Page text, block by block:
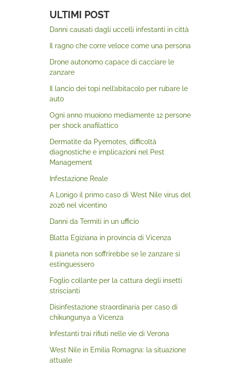
ULTIMI POST
Danni causati dagli uccelli infestanti in città
Il ragno che corre veloce come una persona
Drone autonomo capace di cacciare le
zanzare
Il lancio dei topi nell’abitacolo per rubare le
auto
Ogni anno muoiono mediamente 12 persone
per shock anafilattico
Dermatite da Pyemotes, difficoltà
diagnostiche e implicazioni nel Pest
Management
Infestazione Reale
A Lonigo il primo caso di West Nile virus del
2026 nel vicentino
Danni da Termiti in un ufficio
Blatta Egiziana in provincia di Vicenza
Il pianeta non soffrirebbe se le zanzare si
estinguessero
Foglio collante per la cattura degli insetti
striscianti
Disinfestazione straordinaria per caso di
chikungunya a Vicenza
Infestanti trai rifiuti nelle vie di Verona
West Nile in Emilia Romagna: la situazione
attuale